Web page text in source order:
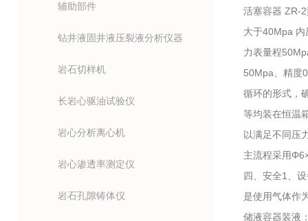
辅助部件
钻井液固井液压裂液分析仪器
岩石切样机
长岩心驱油试验仪
岩心分析离心机
岩心渗透率测定仪
岩石孔隙铸体仪
活塞容器 ZR-
大于40Mpa
力表量程
50Mpa、精度
循环的形式，
等均装在恒温
以满足不同压
主流程采用
四、安全1、
是使用气体作
储液容器装液